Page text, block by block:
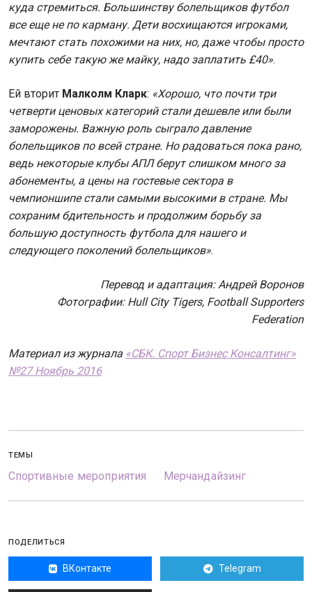
куда стремиться. Большинству болельщиков футбол
все еще не по карману. Дети восхищаются игроками,
мечтают стать похожими на них, но, даже чтобы просто
купить себе такую же майку, надо заплатить £40».
Ей вторит Малколм Кларк: «Хорошо, что почти три
четверти ценовых категорий стали дешевле или были
заморожены. Важную роль сыграло давление
болельщиков по всей стране. Но радоваться пока рано,
ведь некоторые клубы АПЛ берут слишком много за
абонементы, а цены на гостевые сектора в
чемпионшипе стали самыми высокими в стране. Мы
сохраним бдительность и продолжим борьбу за
большую доступность футбола для нашего и
следующего поколений болельщиков».
Перевод и адаптация: Андрей Воронов
Фотографии: Hull City Tigers, Football Supporters
Federation
Материал из журнала «СБК. Спорт Бизнес Консалтинг»
№27 Ноябрь 2016
ТЕМЫ
Спортивные мероприятия Мерчандайзинг
ПОДЕЛИТЬСЯ
ВКонтакте Telegram